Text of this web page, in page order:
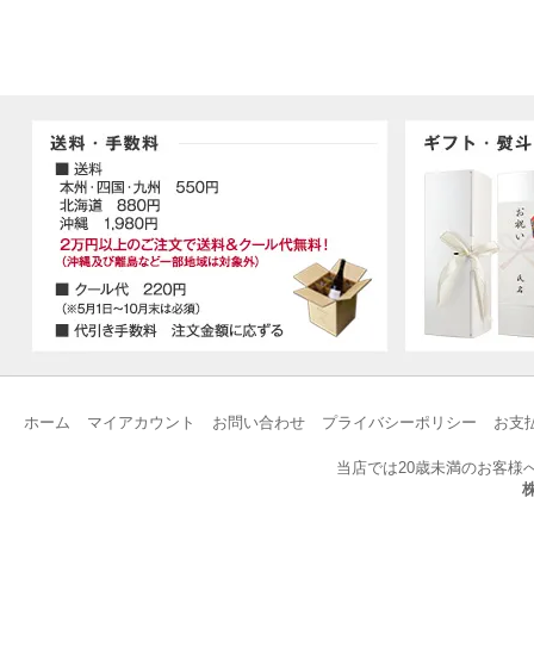
ホーム マイアカウント お問い合わせ プライバシーポリシー お支
当店では20歳未満のお客様